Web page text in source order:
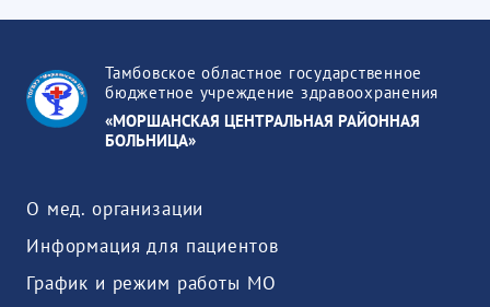
Тамбовское областное государственное
бюджетное учреждение здравоохранения
«МОРШАНСКАЯ ЦЕНТРАЛЬНАЯ РАЙОННАЯ
БОЛЬНИЦА»
О мед. организации
Информация для пациентов
График и режим работы МО